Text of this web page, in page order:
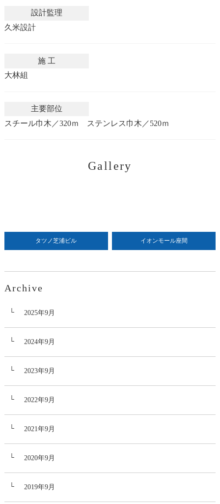
設計監理
久米設計
施 工
大林組
主要部位
スチール巾木／320ｍ ステンレス巾木／520ｍ
Gallery
タツノ芝浦ビル イオンモール座間
Archive
2025年9月
2024年9月
2023年9月
2022年9月
2021年9月
2020年9月
2019年9月